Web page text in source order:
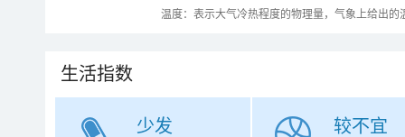
温度：表示大气冷热程度的物理量，气象上给出
生活指数
少发 较不宜